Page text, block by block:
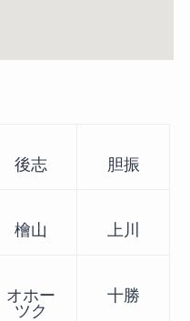
後志 胆振
檜山 上川
オホー
ツク
十勝